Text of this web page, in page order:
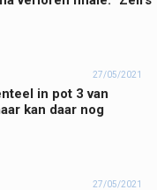
27/05/2021
in pot 3 van
kan daar nog
27/05/2021